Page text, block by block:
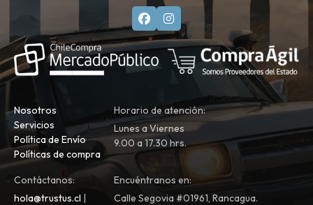
Nosotros
Servicios
Política de Envío
Políticas de compra
Horario de atención:
Lunes a Viernes
9.00 a 17.30 hrs.
Contáctanos:
hola@trustus.cl |
Encuéntranos en:
Calle Segovia #01961, Rancagua.